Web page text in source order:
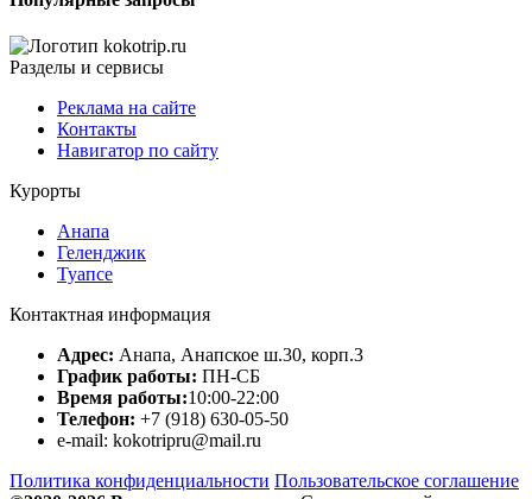
Разделы и сервисы
Реклама на сайте
Контакты
Навигатор по сайту
Курорты
Анапа
Геленджик
Туапсе
Контактная информация
Адрес: Анапа, Анапское ш.30, корп.3
График работы: ПН-СБ
Время работы:10:00-22:00
Телефон: +7 (918) 630-05-50
e-mail: kokotripru@mail.ru
Политика конфиденциальности Пользовательское соглашение